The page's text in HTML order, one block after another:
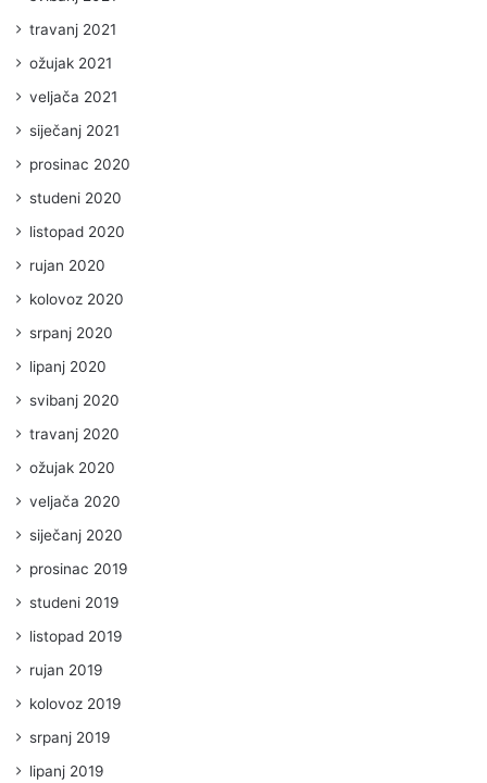
travanj 2021
ožujak 2021
veljača 2021
siječanj 2021
prosinac 2020
studeni 2020
listopad 2020
rujan 2020
kolovoz 2020
srpanj 2020
lipanj 2020
svibanj 2020
travanj 2020
ožujak 2020
veljača 2020
siječanj 2020
prosinac 2019
studeni 2019
listopad 2019
rujan 2019
kolovoz 2019
srpanj 2019
lipanj 2019